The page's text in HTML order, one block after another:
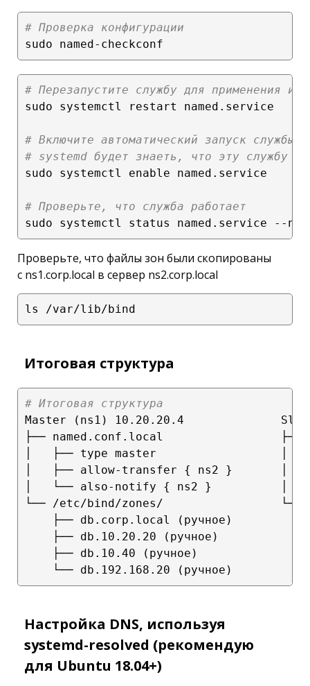
# Проверка конфигурации
# Перезапустите службу для применения
sudo systemctl restart named.service
# Включите автоматический запуск
# systemd будет знаеть, что эту службу
sudo systemctl enable named.service
# Проверьте, что служба работает
Проверьте, что файлы зон были скопированы
с ns1.corp.local в сервер ns2.corp.local
Итоговая структура
# Итоговая структура
Master (ns1) 10.20.20.4
├── named.conf.local                 ├──
│   ├── type master                  │
│   ├── allow-transfer { ns2 }       │
│   └── also-notify { ns2 }          │
└── /etc/bind/zones/                 └──
├── db.corp.local (ручное)
├── db.10.20.20 (ручное)
├── db.10.40 (ручное)
Настройка DNS, используя
systemd-resolved (рекомендую
для Ubuntu 18.04+)